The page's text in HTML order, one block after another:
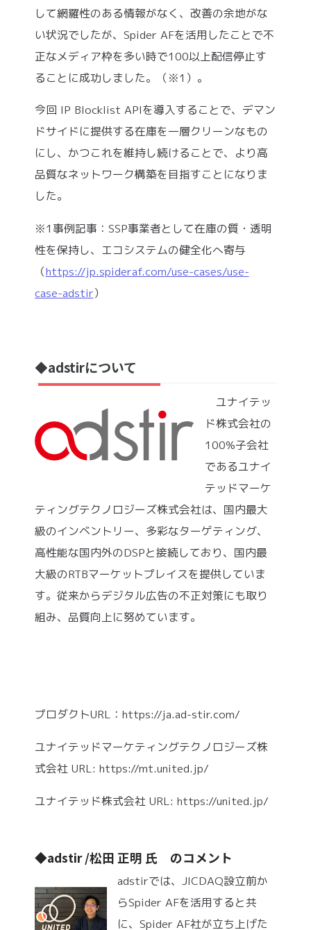
して網羅性のある情報がなく、改善の余地がな
い状況でしたが、Spider AFを活用したことで不
正なメディア枠を多い時で100以上配信停止す
ることに成功しました。（※1）。
今回 IP Blocklist APIを導入することで、デマン
ドサイドに提供する在庫を一層クリーンなもの
にし、かつこれを維持し続けることで、より高
品質なネットワーク構築を目指すことになりま
した。
※1事例記事：SSP事業者として在庫の質・透明
性を保持し、エコシステムの健全化へ寄与
（https://jp.spideraf.com/use-cases/use-
case-adstir）
◆adstirについて
ユナイテッ
ド株式会社の
100%子会社
であるユナイ
テッドマーケ
ティングテクノロジーズ株式会社は、国内最大
級のインベントリー、多彩なターゲティング、
高性能な国内外のDSPと接続しており、国内最
大級のRTBマーケットプレイスを提供していま
す。従来からデジタル広告の不正対策にも取り
組み、品質向上に努めています。
プロダクトURL：https://ja.ad-stir.com/
ユナイテッドマーケティングテクノロジーズ株
式会社 URL: https://mt.united.jp/
ユナイテッド株式会社 URL: https://united.jp/
◆adstir /松田 正明 氏 のコメント
adstirでは、JICDAQ設立前か
らSpider AFを活用すると共
に、Spider AF社が立ち上げた